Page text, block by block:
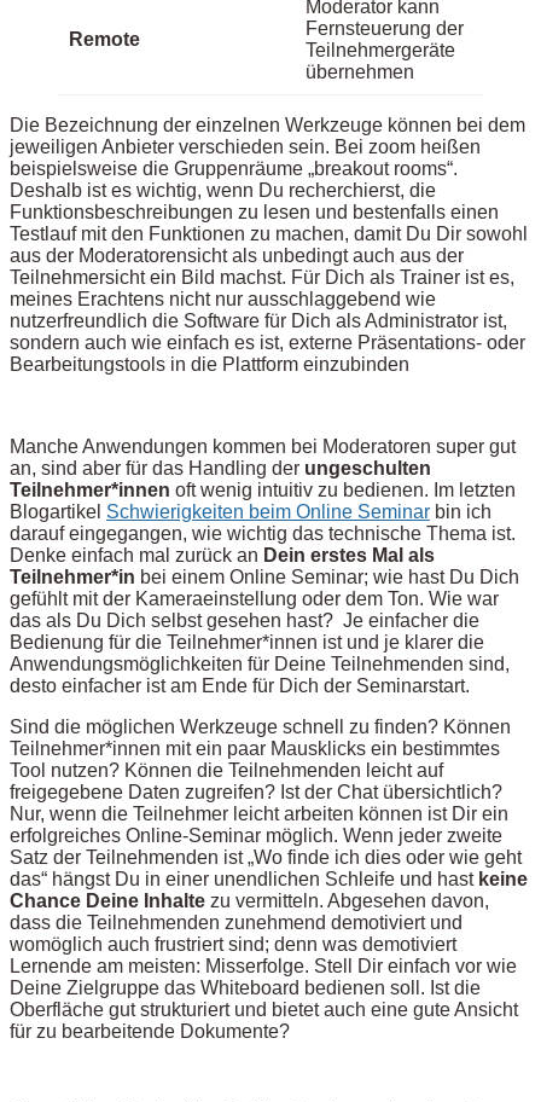
Remote
Moderator kann
Fernsteuerung der
Teilnehmergeräte
übernehmen
Die Bezeichnung der einzelnen Werkzeuge können bei dem
jeweiligen Anbieter verschieden sein. Bei zoom heißen
beispielsweise die Gruppenräume „breakout rooms“.
Deshalb ist es wichtig, wenn Du recherchierst, die
Funktionsbeschreibungen zu lesen und bestenfalls einen
Testlauf mit den Funktionen zu machen, damit Du Dir sowohl
aus der Moderatorensicht als unbedingt auch aus der
Teilnehmersicht ein Bild machst. Für Dich als Trainer ist es,
meines Erachtens nicht nur ausschlaggebend wie
nutzerfreundlich die Software für Dich als Administrator ist,
sondern auch wie einfach es ist, externe Präsentations- oder
Bearbeitungstools in die Plattform einzubinden
Manche Anwendungen kommen bei Moderatoren super gut
an, sind aber für das Handling der ungeschulten
Teilnehmer*innen oft wenig intuitiv zu bedienen. Im letzten
Blogartikel Schwierigkeiten beim Online Seminar bin ich
darauf eingegangen, wie wichtig das technische Thema ist.
Denke einfach mal zurück an Dein erstes Mal als
Teilnehmer*in bei einem Online Seminar; wie hast Du Dich
gefühlt mit der Kameraeinstellung oder dem Ton. Wie war
das als Du Dich selbst gesehen hast? Je einfacher die
Bedienung für die Teilnehmer*innen ist und je klarer die
Anwendungsmöglichkeiten für Deine Teilnehmenden sind,
desto einfacher ist am Ende für Dich der Seminarstart.
Sind die möglichen Werkzeuge schnell zu finden? Können
Teilnehmer*innen mit ein paar Mausklicks ein bestimmtes
Tool nutzen? Können die Teilnehmenden leicht auf
freigegebene Daten zugreifen? Ist der Chat übersichtlich?
Nur, wenn die Teilnehmer leicht arbeiten können ist Dir ein
erfolgreiches Online-Seminar möglich. Wenn jeder zweite
Satz der Teilnehmenden ist „Wo finde ich dies oder wie geht
das“ hängst Du in einer unendlichen Schleife und hast keine
Chance Deine Inhalte zu vermitteln. Abgesehen davon,
dass die Teilnehmenden zunehmend demotiviert und
womöglich auch frustriert sind; denn was demotiviert
Lernende am meisten: Misserfolge. Stell Dir einfach vor wie
Deine Zielgruppe das Whiteboard bedienen soll. Ist die
Oberfläche gut strukturiert und bietet auch eine gute Ansicht
für zu bearbeitende Dokumente?